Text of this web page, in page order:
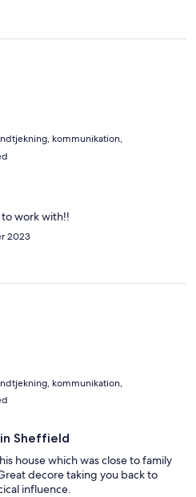
kommunikation,
work with!!
2023
kommunikation,
Sheffield
house which was close to family
decore taking you back to
influence.